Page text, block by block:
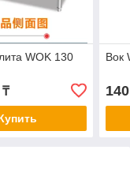
WOK 130
Вок